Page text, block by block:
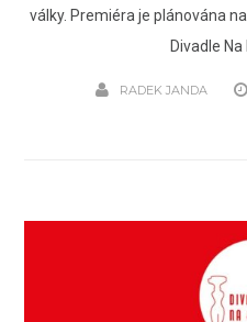
války. Premiéra je plánována
Divadle Na
RADEK JANDA